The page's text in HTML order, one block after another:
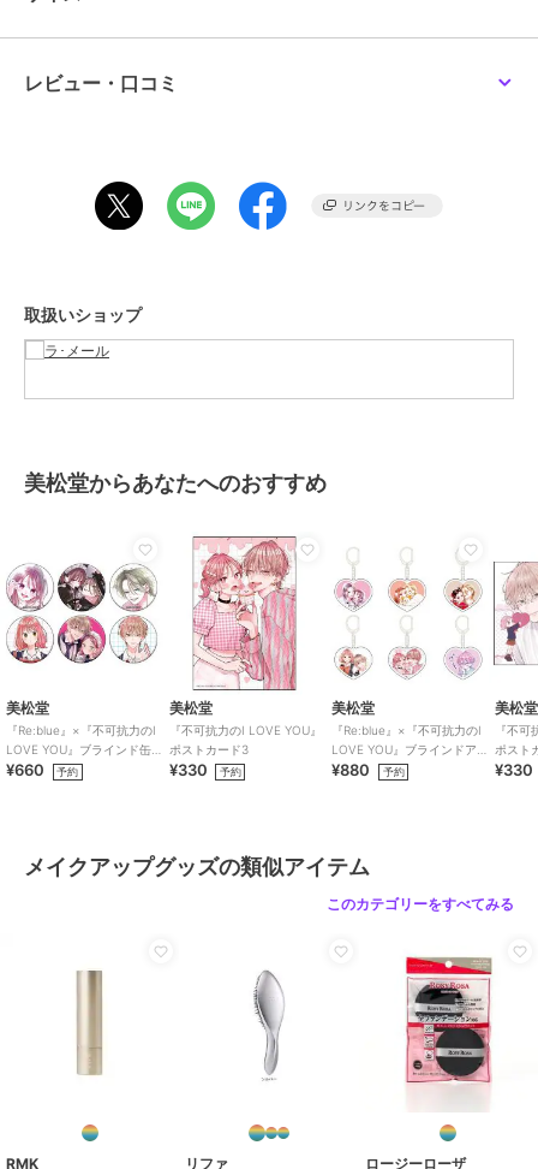
レビュー・口コミ
取扱いショップ
美松堂からあなたへのおすすめ
美松堂
『Re:blue』×『不可抗力のI
LOVE YOU』ブラインド缶バ
ッジ（全6種）
¥660 予約
美松堂
『不可抗力のI LOVE YOU』
ポストカード3
¥330 予約
美松堂
『Re:blue』×『不可抗力のI
LOVE YOU』ブラインドアク
リルキーホルダー（全6種）
¥880 予約
美松堂
『不
ポスト
¥330
メイクアップグッズの類似アイテム
このカテゴリーをすべてみる
RMK リファ ロージーローザ